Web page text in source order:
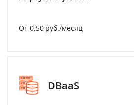
От 0.50 руб./месяц
DBaaS